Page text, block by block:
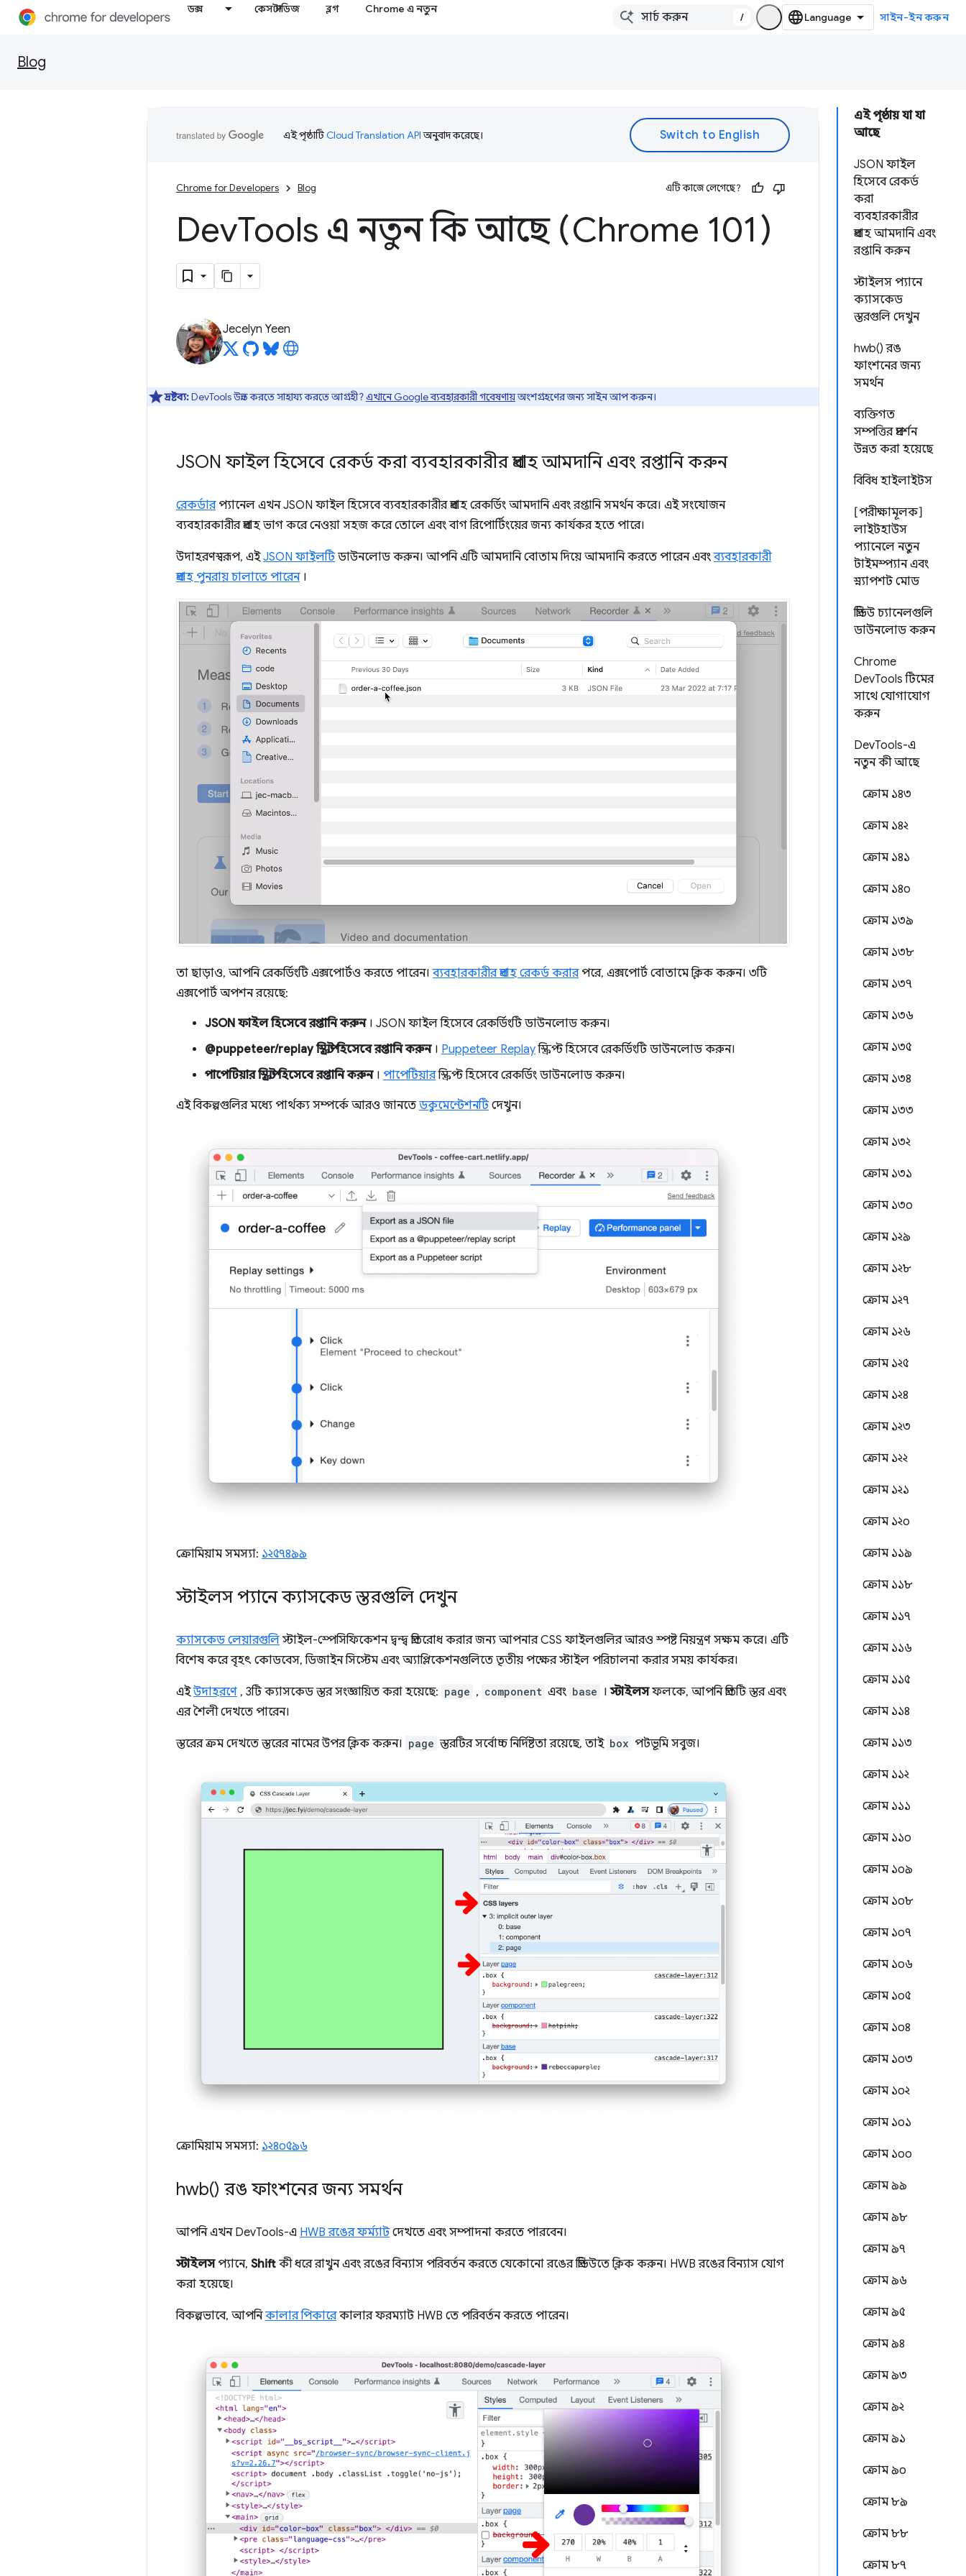
ডক্স কেস স্টাডিজ ব্লগ Chrome এ নতুন
/ সাইন-ইন করুন
Blog
এই পৃষ্ঠায় যা যা
আছে
JSON ফাইল
হিসেবে রেকর্ড
করা
ব্যবহারকারীর
প্রবাহ আমদানি এবং
রপ্তানি করুন
স্টাইলস প্যানে
ক্যাসকেড
স্তরগুলি দেখুন
hwb() রঙ
ফাংশনের জন্য
সমর্থন
ব্যক্তিগত
সম্পত্তির প্রদর্শন
উন্নত করা হয়েছে
বিবিধ হাইলাইটস
[পরীক্ষামূলক]
লাইটহাউস
প্যানেলে নতুন
টাইমস্প্যান এবং
স্ন্যাপশট মোড
প্রিভিউ চ্যানেলগুলি
ডাউনলোড করুন
Chrome
DevTools টিমের
সাথে যোগাযোগ
করুন
DevTools-এ
নতুন কী আছে
ক্রোম ১৪৩
ক্রোম ১৪২
ক্রোম ১৪১
ক্রোম ১৪০
ক্রোম ১৩৯
ক্রোম ১৩৮
ক্রোম ১৩৭
ক্রোম ১৩৬
ক্রোম ১৩৫
ক্রোম ১৩৪
ক্রোম ১৩৩
ক্রোম ১৩২
ক্রোম ১৩১
ক্রোম ১৩০
ক্রোম ১২৯
ক্রোম ১২৮
ক্রোম ১২৭
ক্রোম ১২৬
ক্রোম ১২৫
ক্রোম ১২৪
ক্রোম ১২৩
ক্রোম ১২২
ক্রোম ১২১
ক্রোম ১২০
ক্রোম ১১৯
ক্রোম ১১৮
ক্রোম ১১৭
ক্রোম ১১৬
ক্রোম ১১৫
ক্রোম ১১৪
ক্রোম ১১৩
ক্রোম ১১২
ক্রোম ১১১
ক্রোম ১১০
ক্রোম ১০৯
ক্রোম ১০৮
ক্রোম ১০৭
ক্রোম ১০৬
ক্রোম ১০৫
ক্রোম ১০৪
ক্রোম ১০৩
ক্রোম ১০২
ক্রোম ১০১
ক্রোম ১০০
ক্রোম ৯৯
ক্রোম ৯৮
ক্রোম ৯৭
ক্রোম ৯৬
ক্রোম ৯৫
ক্রোম ৯৪
ক্রোম ৯৩
ক্রোম ৯২
ক্রোম ৯১
ক্রোম ৯০
ক্রোম ৮৯
ক্রোম ৮৮
ক্রোম ৮৭
এই পৃষ্ঠাটিCloud Translation APIঅনুবাদ করেছে।
Chrome for Developers Blog এটি কাজে লেগেছে?
DevTools এ নতুন কি আছে (Chrome 101)
Jecelyn Yeen
দ্রষ্টব্য:DevTools উন্নত করতে সাহায্য করতে আগ্রহী?এখানে Google ব্যবহারকারী গবেষণায়অংশগ্রহণের জন্য সাইন আপ করুন।
JSON ফাইল হিসেবে রেকর্ড করা ব্যবহারকারীর প্রবাহ আমদানি এবং রপ্তানি করুন
রেকর্ডারপ্যানেল এখন JSON ফাইল হিসেবে ব্যবহারকারীর প্রবাহ রেকর্ডিং আমদানি এবং রপ্তানি সমর্থন করে। এই সংযোজন
ব্যবহারকারীর প্রবাহ ভাগ করে নেওয়া সহজ করে তোলে এবং বাগ রিপোর্টিংয়ের জন্য কার্যকর হতে পারে।
উদাহরণস্বরূপ, এইJSON ফাইলটিডাউনলোড করুন। আপনি এটি আমদানি বোতাম দিয়ে আমদানি করতে পারেন এবংব্যবহারকারী
প্রবাহ পুনরায় চালাতে পারেন।
তা ছাড়াও, আপনি রেকর্ডিংটি এক্সপোর্টও করতে পারেন।ব্যবহারকারীর প্রবাহ রেকর্ড করারপরে, এক্সপোর্ট বোতামে ক্লিক করুন। ৩টি
এক্সপোর্ট অপশন রয়েছে:
JSON ফাইল হিসেবে রপ্তানি করুন। JSON ফাইল হিসেবে রেকর্ডিংটি ডাউনলোড করুন।
@puppeteer/replay স্ক্রিপ্ট হিসেবে রপ্তানি করুন। Puppeteer Replayস্ক্রিপ্ট হিসেবে রেকর্ডিংটি ডাউনলোড করুন।
পাপেটিয়ার স্ক্রিপ্ট হিসেবে রপ্তানি করুন। পাপেটিয়ারস্ক্রিপ্ট হিসেবে রেকর্ডিং ডাউনলোড করুন।
এই বিকল্পগুলির মধ্যে পার্থক্য সম্পর্কে আরও জানতে ডকুমেন্টেশনটিদেখুন।
ক্রোমিয়াম সমস্যা: ১২৫৭৪৯৯
স্টাইলস প্যানে ক্যাসকেড স্তরগুলি দেখুন
ক্যাসকেড লেয়ারগুলিস্টাইল-স্পেসিফিকেশন দ্বন্দ্ব প্রতিরোধ করার জন্য আপনার CSS ফাইলগুলির আরও স্পষ্ট নিয়ন্ত্রণ সক্ষম করে। এটি
বিশেষ করে বৃহৎ কোডবেস, ডিজাইন সিস্টেম এবং অ্যাপ্লিকেশনগুলিতে তৃতীয় পক্ষের স্টাইল পরিচালনা করার সময় কার্যকর।
এইউদাহরণে , 3টি ক্যাসকেড স্তর সংজ্ঞায়িত করা হয়েছে: page , component এবং base ।স্টাইলসফলকে, আপনি প্রতিটি স্তর এবং
এর শৈলী দেখতে পারেন।
স্তরের ক্রম দেখতে স্তরের নামের উপর ক্লিক করুন। page স্তরটির সর্বোচ্চ নির্দিষ্টতা রয়েছে, তাই box পটভূমি সবুজ।
ক্রোমিয়াম সমস্যা: ১২৪০৫৯৬
hwb() রঙ ফাংশনের জন্য সমর্থন
আপনি এখন DevTools-এ HWB রঙের ফর্ম্যাটদেখতে এবং সম্পাদনা করতে পারবেন।
স্টাইলসপ্যানে, Shift কী ধরে রাখুন এবং রঙের বিন্যাস পরিবর্তন করতে যেকোনো রঙের প্রিভিউতে ক্লিক করুন। HWB রঙের বিন্যাস যোগ
করা হয়েছে।
বিকল্পভাবে, আপনিকালার পিকারেকালার ফরম্যাট HWB তে পরিবর্তন করতে পারেন।